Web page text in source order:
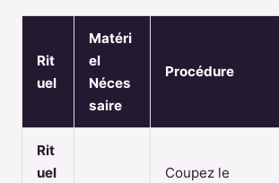
Rit
uel
Matéri
el
Néces
saire
Procédure
Rit
uel
Coupez le